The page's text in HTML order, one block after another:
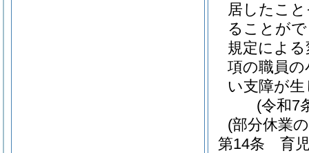
居したこ
ることが
規定による
項の職員
い支障が
(令和7
(部分休業
第14条
育